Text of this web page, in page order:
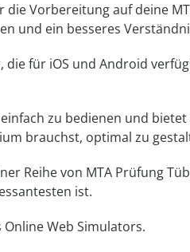
Vorbereitung auf deine
und ein besseres
für iOS und Android
zu bedienen und
brauchst, optimal zu
Reihe von MTA Prüfung
ist.
Web Simulators.